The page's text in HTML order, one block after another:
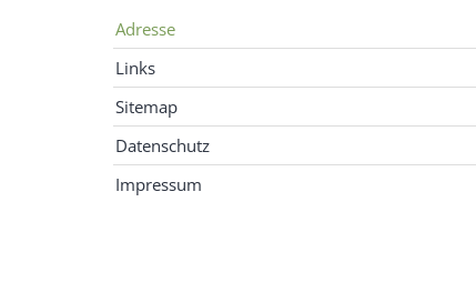
Adresse
Links
Sitemap
Datenschutz
Impressum